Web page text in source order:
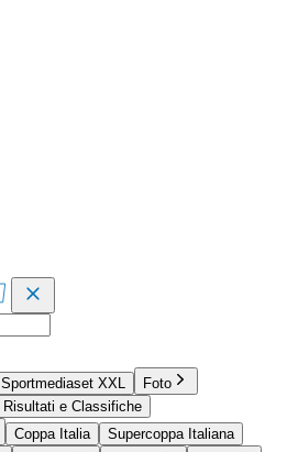
Sportmediaset XXL
Foto
Risultati e Classifiche
Coppa Italia
Supercoppa Italiana